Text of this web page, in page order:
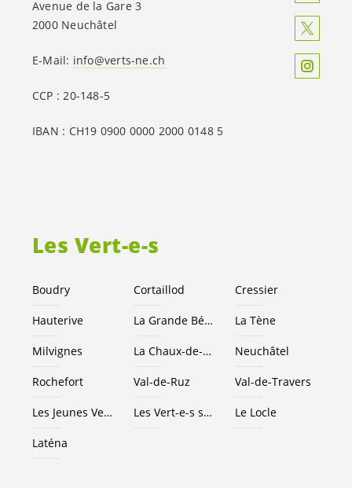
Les Vert-e-s
Boudry Cortaillod Cressier
Hauterive La Grande Béroche La Tène
Milvignes La Chaux-de-Fonds Neuchâtel
Rochefort Val-de-Ruz Val-de-Travers
Les Jeunes Vert-e-s NE
Les Vert-e-s suisses Le Locle
Laténa
Avenue de la Gare 3
2000 Neuchâtel
E-Mail: info@verts-ne.ch
CCP : 20-148-5
IBAN : CH19 0900 0000 2000 0148 5